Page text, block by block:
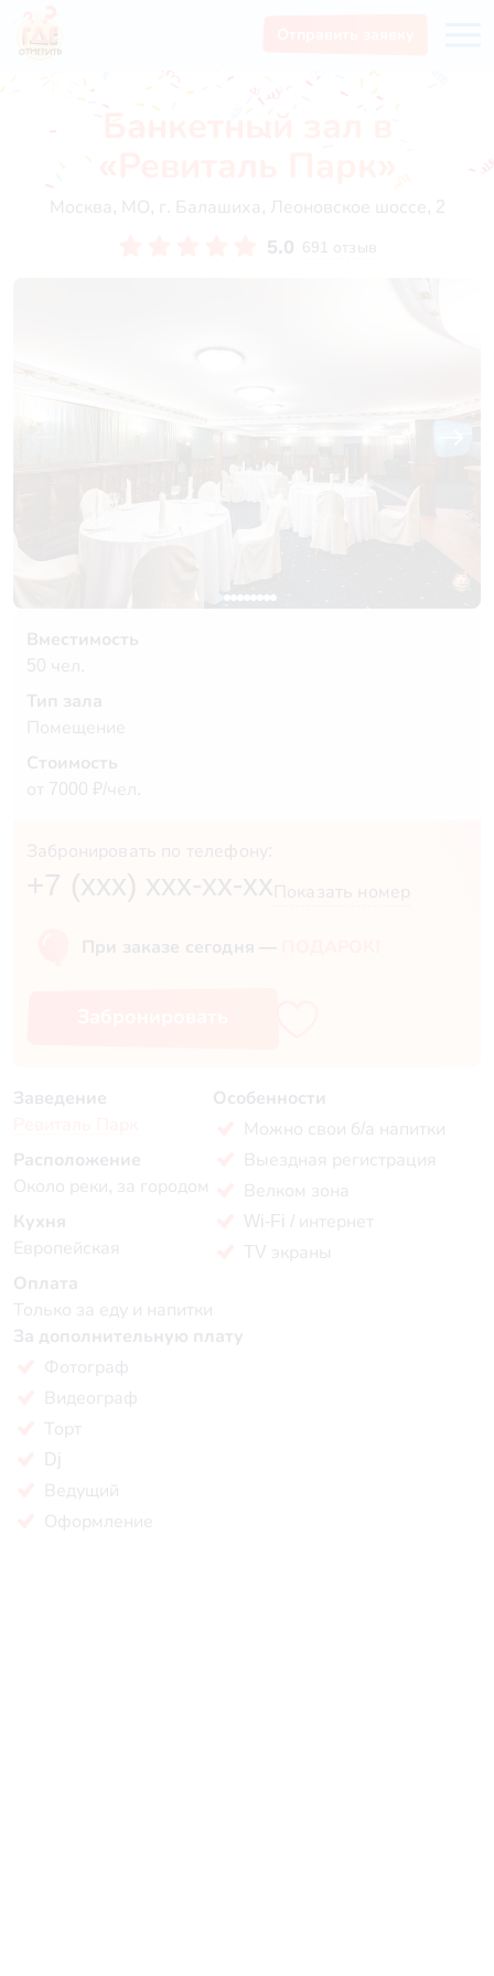
Банкетный зал в
Москва, МО, г. Балашиха, Леоновское шоссе, 2
5.0 691 отзыв
Вместимость
50 чел.
Тип зала
Помещение
Стоимость
от 7000 ₽/чел.
Забронировать по телефону:
+7 (xxx) xxx-xx-xx Показать номер
При заказе сегодня —
Заведение
Расположение
Около реки, за городом
Кухня
Европейская
Оплата
Только за еду и напитки
Особенности
Можно свои б/а напитки
Выездная регистрация
Велком зона
Wi-Fi / интернет
TV экраны
За дополнительную плату
Фотограф
Видеограф
Торт
Dj
Ведущий
Оформление